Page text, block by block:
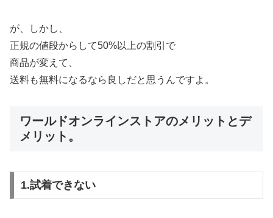
が、しかし、
正規の値段からして50%以上の割引で
商品が変えて、
送料も無料になるなら良しだと思うんですよ。
ワールドオンラインストアのメリットとデ
メリット。
1.試着できない